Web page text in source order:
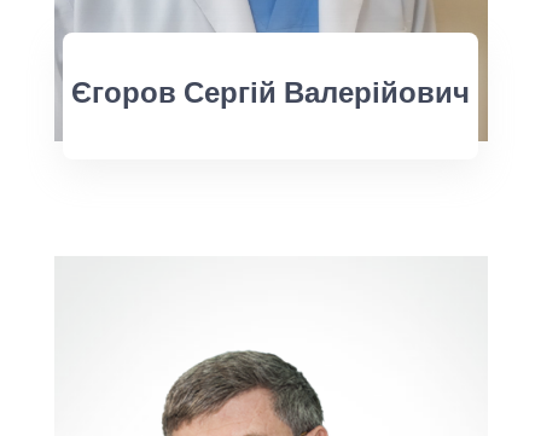
Єгоров Сергій Валерійович